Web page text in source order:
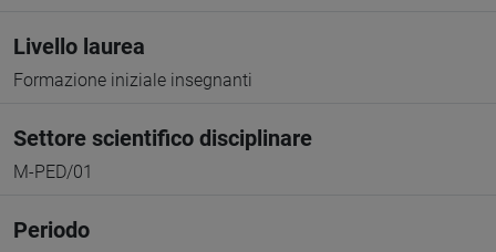
Livello laurea
Formazione iniziale insegnanti
Settore scientifico disciplinare
M-PED/01
Periodo